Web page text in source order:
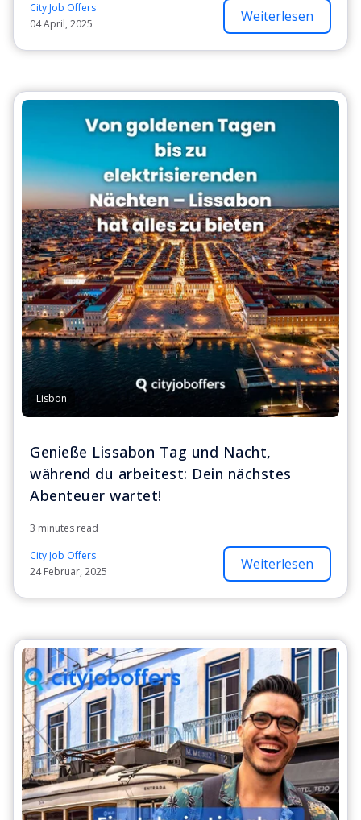
City Job Offers
04 April, 2025
Weiterlesen
Lisbon
Genieße Lissabon Tag und Nacht,
während du arbeitest: Dein nächstes
Abenteuer wartet!
3 minutes read
City Job Offers
24 Februar, 2025
Weiterlesen